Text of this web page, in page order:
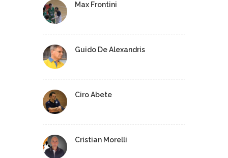
Max Frontini
Guido De Alexandris
Ciro Abete
Cristian Morelli